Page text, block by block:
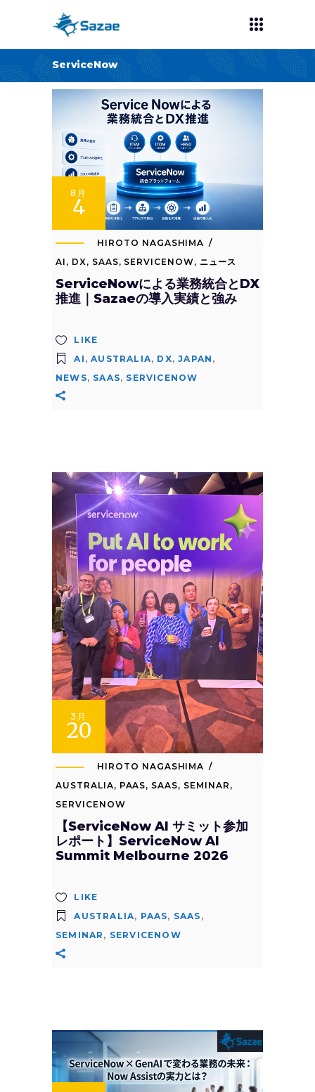
ServiceNow
8月
4
HIROTO NAGASHIMA
AI , DX , SAAS, SERVICENOW, ニュース
ServiceNowによる業務統合とDX
推進｜Sazaeの導入実績と強み
LIKE
AI ,AUSTRALIA, DX,JAPAN ,
NEWS, SAAS, SERVICENOW
3月
20
HIROTO NAGASHIMA
AUSTRALIA, PAAS, SAAS, SEMINAR ,
SERVICENOW
【ServiceNow AI サミット参加
レポート】ServiceNow AI
Summit Melbourne 2026
LIKE
AUSTRALIA, PAAS, SAAS ,
SEMINAR , SERVICENOW